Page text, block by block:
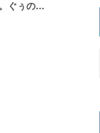
ぐぅの…